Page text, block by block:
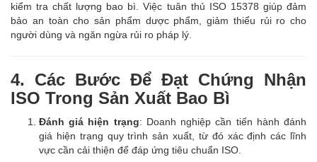
kiểm tra chất lượng bao bì. Việc tuân thủ ISO 15378 giúp đảm
bảo an toàn cho sản phẩm dược phẩm, giảm thiểu rủi ro cho
người dùng và ngăn ngừa rủi ro pháp lý.
4. Các Bước Để Đạt Chứng Nhận
ISO Trong Sản Xuất Bao Bì
Đánh giá hiện trạng: Doanh nghiệp cần tiến hành đánh
giá hiện trạng quy trình sản xuất, từ đó xác định các lĩnh
vực cần cải thiện để đáp ứng tiêu chuẩn ISO.